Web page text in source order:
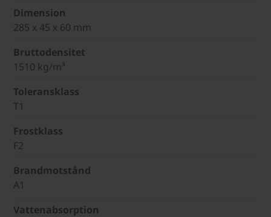
Dimension
285 x 45 x 60 mm
Bruttodensitet
1510 kg/m³
Toleransklass
T1
Frostklass
F2
Brandmotstånd
A1
Vattenabsorption